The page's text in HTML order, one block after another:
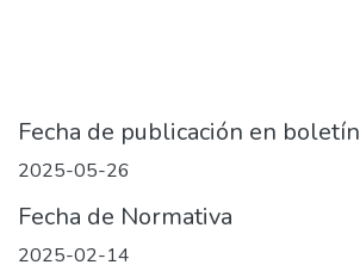
Fecha de publicación en boletín
2025-05-26
Fecha de Normativa
2025-02-14